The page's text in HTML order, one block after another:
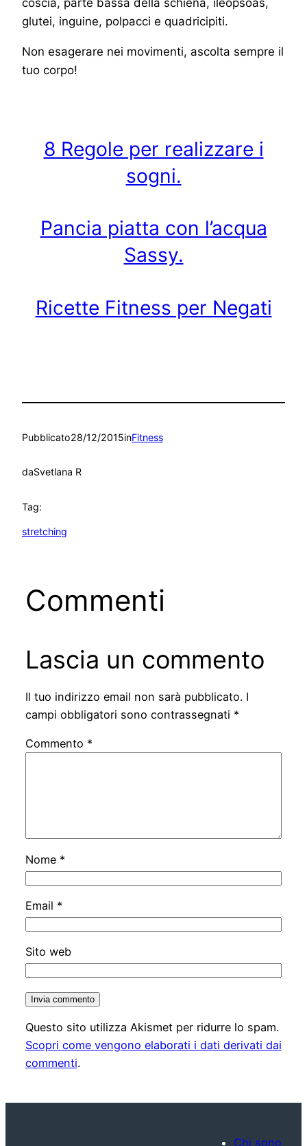
coscia, parte bassa della schiena, ileopsoas,
glutei, inguine, polpacci e quadricipiti.
Non esagerare nei movimenti, ascolta sempre il
tuo corpo!
8 Regole per realizzare i
sogni.
Pancia piatta con l’acqua
Sassy.
Ricette Fitness per Negati
Pubblicato28/12/2015inFitness
daSvetlana R
Tag:
stretching
Commenti
Lascia un commento
Il tuo indirizzo email non sarà pubblicato. I
campi obbligatori sono contrassegnati *
Commento *
Nome *
Email *
Sito web
Questo sito utilizza Akismet per ridurre lo spam.
Scopri come vengono elaborati i dati derivati dai
commenti.
Chi sono